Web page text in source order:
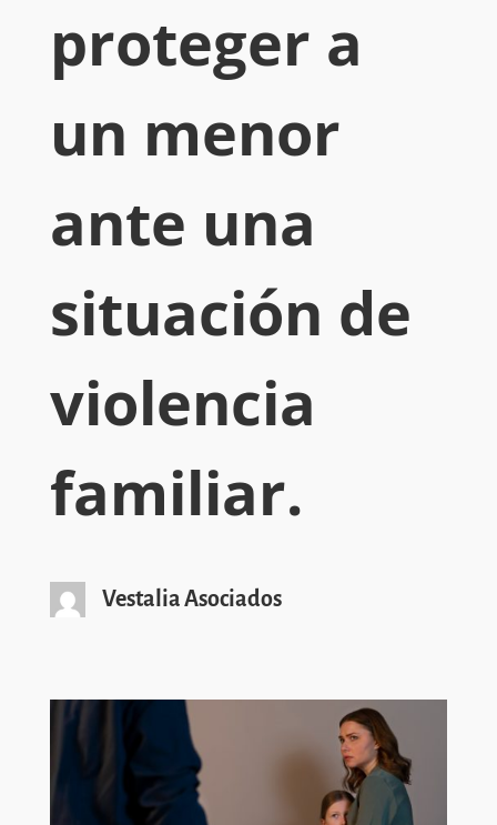
proteger a
un menor
ante una
situación de
violencia
familiar.
Vestalia Asociados